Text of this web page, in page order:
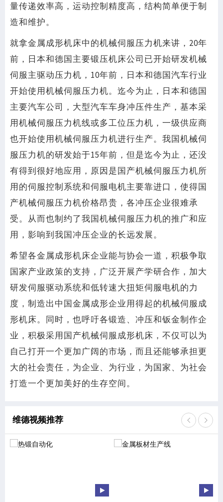
量传递效率高，运动控制精度高，结构简单便于制
造和维护。
就拿金属成形机床中的机械伺服压力机来讲，20年
前，日本和德国主要锻压机床公司已开始研发机械
伺服主驱动压力机，10年前，日本和德国汽车行业
开始使用机械伺服压力机。迄今为止，日本和德国
主要汽车公司，大型汽车车身冲压件生产，基本采
用机械伺服压力机线或多工位压力机，一级供应商
也开始使用机械伺服压力机进行生产。我国机械伺
服压力机的研发始于15年前，但是迄今为止，还没
有得到很好地应用，原因是国产机械伺服压力机所
用的伺服控制系统和伺服电机主要靠进口，使得国
产机械伺服压力机价格昂贵，各冲压企业很难承
受。从而也制约了我国机械伺服压力机的推广和应
用，影响到我国冲压企业的长远发展。
希望各金属成形机床企业能与协会一道，积极争取
国家产业政策的支持，广泛开展产学研合作，加大
研发伺服驱动系统和低转速大扭矩伺服电机的力
度，制造出中国金属成形企业用得起的机械伺服成
形机床。同时，也呼吁各锻造、冲压和钣金制作企
业，积极采用国产机械伺服成形机床，不仅可以为
自己打开一个更加广阔的市场，而且还能够承担更
大的社会责任，为企业、为行业，为国家、为社会
打造一个更加美好的生存空间。
维德视频推荐